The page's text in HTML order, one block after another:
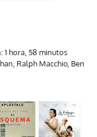
1 hora, 58 minutos
Ralph Macchio, Ben